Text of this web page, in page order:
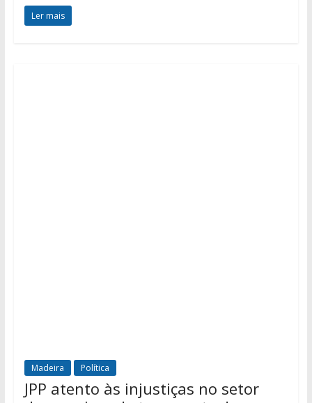
Ler mais
Madeira Política
JPP atento às injustiças no setor